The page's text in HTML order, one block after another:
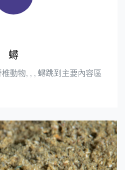
蟳
動物, , , 蟳跳到主要內容區